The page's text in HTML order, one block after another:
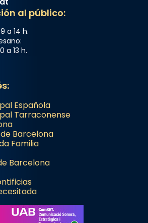
de Barcelona
santes Juliana i
i màrtirs.
(“relatiu a Júlia”) i
a Semprònia =
seves. I l’any 1667, el
Roig, afirma en una obra
filles de l’antiga Iluro.
les relíq
Share
al público:
a 14 h.
a 13 h.
Española
Tarraconense
Barcelona
Familia
Barcelona